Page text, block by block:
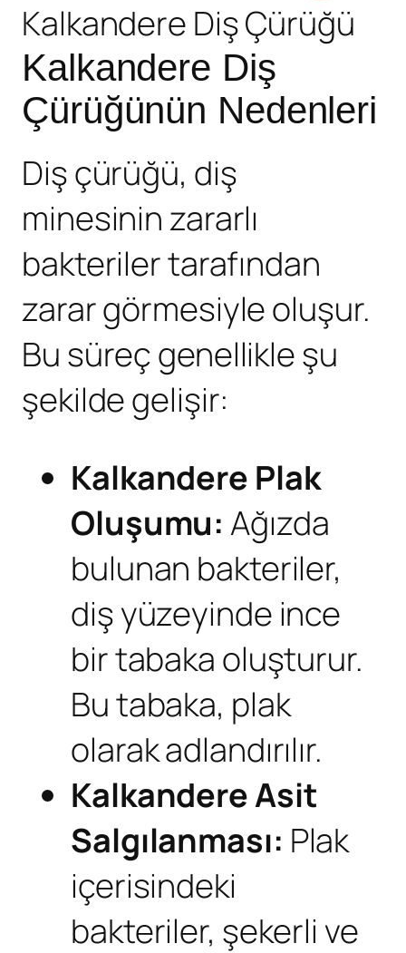
Kalkandere Diş Çürüğü
Kalkandere Diş
Çürüğünün Nedenleri
Diş çürüğü, diş
minesinin zararlı
bakteriler tarafından
zarar görmesiyle oluşur.
Bu süreç genellikle şu
şekilde gelişir:
Kalkandere Plak
Oluşumu: Ağızda
bulunan bakteriler,
diş yüzeyinde ince
bir tabaka oluşturur.
Bu tabaka, plak
olarak adlandırılır.
KalkandereAsit
Salgılanması: Plak
içerisindeki
bakteriler, şekerli ve